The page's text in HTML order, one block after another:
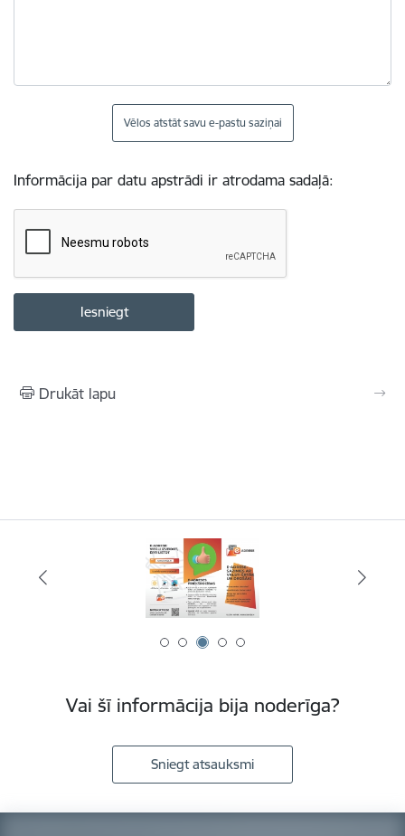
Vēlos atstāt savu e-pastu saziņai
Informācija par datu apstrādi ir atrodama sadaļā:
Drukāt lapu
Vai šī informācija bija noderīga?
Sniegt atsauksmi